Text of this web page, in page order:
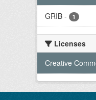
GRIB - 1
Licenses
Creative